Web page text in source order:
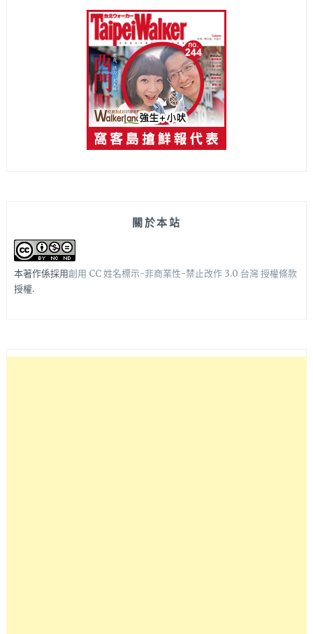
關於本站
本著作係採用創用 CC 姓名標示-非商業性-禁止改作 3.0 台灣 授權條款
授權.